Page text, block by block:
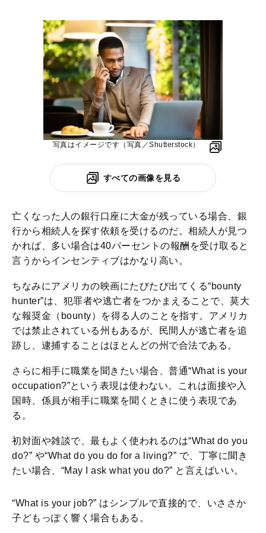
写真はイメージです（写真／Shutterstock）
すべての画像を見る
亡くなった人の銀行口座に大金が残っている場合、銀
行から相続人を探す依頼を受けるのだ。相続人が見つ
かれば、多い場合は40パーセントの報酬を受け取ると
言うからインセンティブはかなり高い。
ちなみにアメリカの映画にたびたび出てくる“bounty
hunter”は、犯罪者や逃亡者をつかまえることで、莫大
な報奨金（bounty）を得る人のことを指す。アメリカ
では禁止されている州もあるが、民間人が逃亡者を追
跡し、逮捕することはほとんどの州で合法である。
さらに相手に職業を聞きたい場合、普通“What is your
occupation?”という表現は使わない。これは面接や入
国時、係員が相手に職業を聞くときに使う表現であ
る。
初対面や雑談で、最もよく使われるのは“What do you
do?” や“What do you do for a living?” で、丁寧に聞き
たい場合、“May I ask what you do?” と言えばいい。
“What is your job?” はシンプルで直接的で、いささか
子どもっぽく響く場合もある。